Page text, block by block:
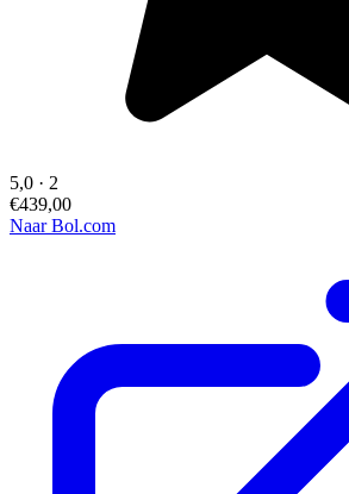
5,0 · 2
€439,00
Naar Bol.com